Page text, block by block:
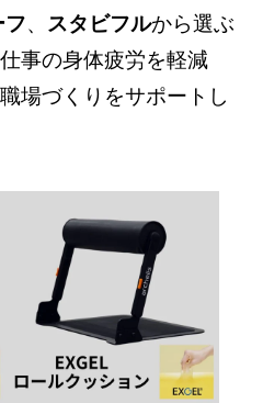
フ、 スタビフルから選ぶ
事の身体疲労を軽減
場づくりをサポートし